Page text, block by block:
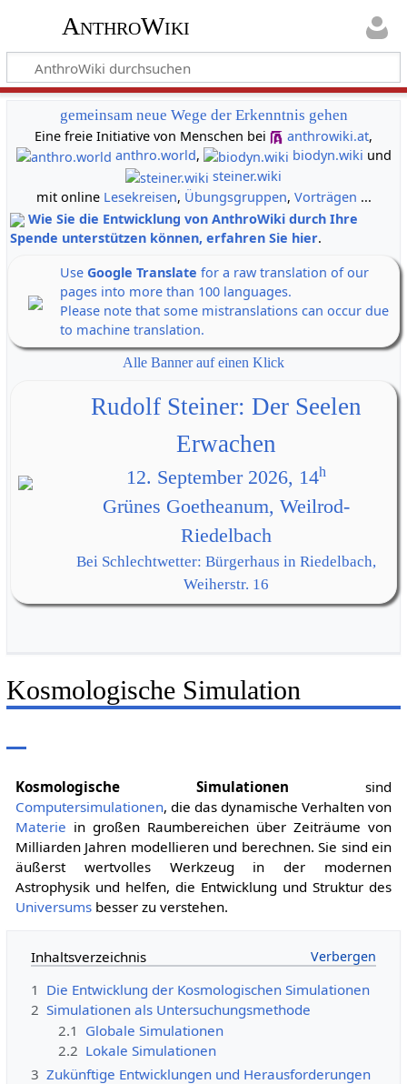
AnthroWiki
gemeinsam neue Wege der Erkenntnis gehen
Eine freie Initiative von Menschen bei
anthrowiki.at,
anthro.world, biodyn.wiki und
steiner.wiki
mit online Lesekreisen, Übungsgruppen, Vorträgen ...
Wie Sie die Entwicklung von AnthroWiki durch Ihre
Spende unterstützen können, erfahren Sie hier.
Use Google Translate for a raw translation of our
pages into more than 100 languages.
Please note that some mistranslations can occur due
to machine translation.
Alle Banner auf einen Klick
Rudolf Steiner: Der Seelen
Erwachen
12. September 2026, 14h
Grünes Goetheanum, Weilrod-
Riedelbach
Bei Schlechtwetter: Bürgerhaus in Riedelbach,
Weiherstr. 16
Kosmologische Simulation
Kosmologische Simulationen sind
Computersimulationen, die das dynamische Verhalten von
Materie in großen Raumbereichen über Zeiträume von
Milliarden Jahren modellieren und berechnen. Sie sind ein
äußerst wertvolles Werkzeug in der modernen
Astrophysik und helfen, die Entwicklung und Struktur des
Universumsbesser zu verstehen.
Inhaltsverzeichnis
1 Die Entwicklung der Kosmologischen Simulationen
2 Simulationen als Untersuchungsmethode
2.1 Globale Simulationen
2.2 Lokale Simulationen
3 Zukünftige Entwicklungen und Herausforderungen